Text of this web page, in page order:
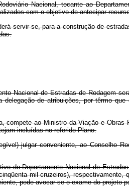
Nacional, tocante ao
com o objetivo de antecipar
servir-se, para a construção de
Nacional de Estradas de Rodagem
de atribuições, por têrmo
ao Ministro da Viação e
incluídas no referido Plano.
julgar conveniente, ao Conselho
do Departamento Nacional de
mil cruzeiros),
pode avocar-se o exame do projeto